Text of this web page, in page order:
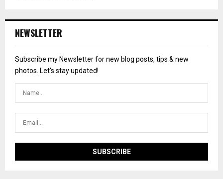
NEWSLETTER
Subscribe my Newsletter for new blog posts, tips & new
photos. Let's stay updated!